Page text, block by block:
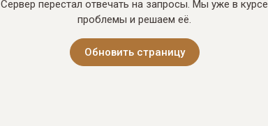
Сервер перестал отвечать на запросы. Мы уже в курсе
проблемы и решаем её.
Обновить страницу